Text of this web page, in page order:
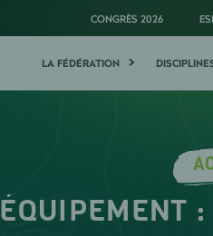
CONGRÈS 2026
LA FÉDÉRATION